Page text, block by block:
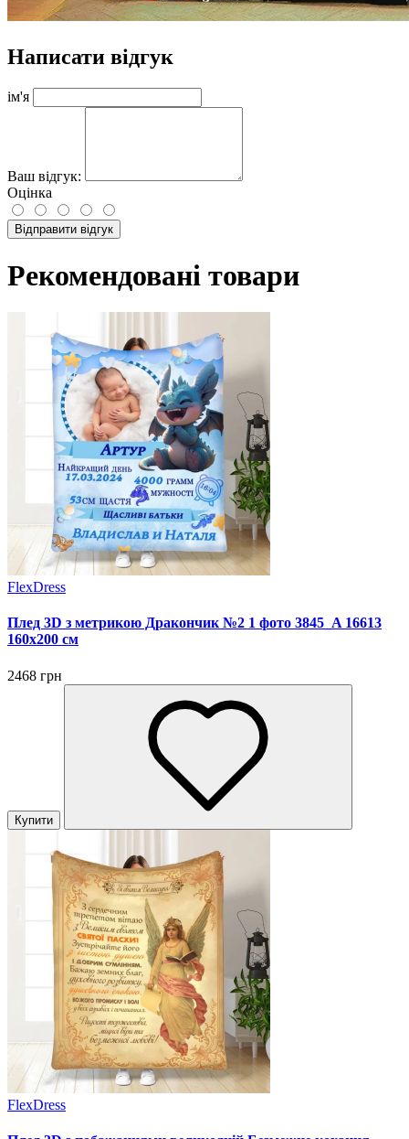
Написати відгук
ім'я
Ваш відгук:
Оцінка
Відправити відгук
Рекомендовані товари
FlexDress
Плед 3D з метрикою Дракончик №2 1 фото 3845_A 16613
160х200 см
2468 грн
Купити
FlexDress